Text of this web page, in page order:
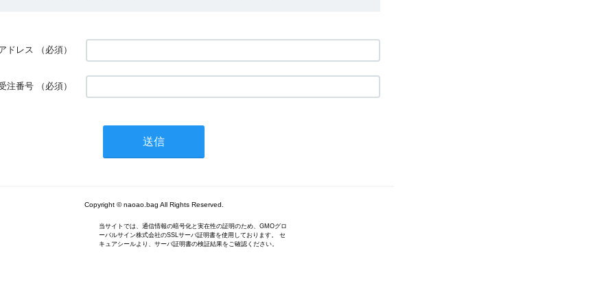
ドレス （必須）
注番号 （必須）
Copyright © naoao.bag All Rights Reserved.
当サイトでは、通信情報の暗号化と実在性の証明のため、GMOグロ
ーバルサイン株式会社のSSLサーバ証明書を使用しております。 セ
キュアシールより、サーバ証明書の検証結果をご確認ください。